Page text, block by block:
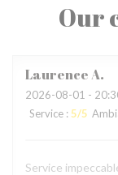
Our
LaurenceA
2026-08-01 -
Service : 5/5
Service